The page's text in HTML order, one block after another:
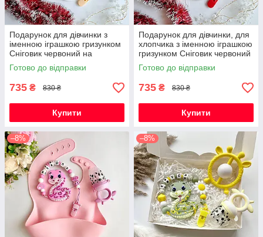
Подарунок для дівчинки з
іменною іграшкою гризунком
Сніговик червоний на
Новорічні свята
Готово до відправки
735 ₴ 830 ₴
Купити
Подарунок для дівчинки, для
хлопчика з іменною іграшкою
гризунком Сніговик червоний
на Новорічні свята
Готово до відправки
735 ₴ 830 ₴
Купити
–8% –8%